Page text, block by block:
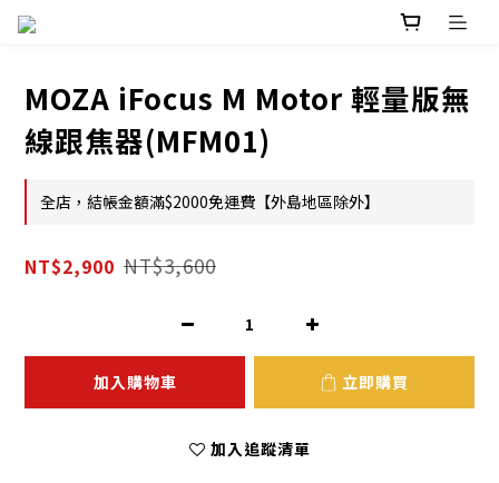
MOZA iFocus M Motor 輕量版無
線跟焦器(MFM01)
全店，結帳金額滿$2000免運費【外島地區除外】
NT$2,900 NT$3,600
加入購物車 立即購買
加入追蹤清單